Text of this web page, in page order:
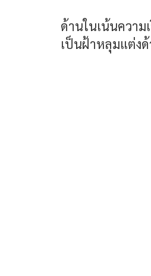
ด้านในเน้นควา
เป็นฝ้าหลุมแต่ง